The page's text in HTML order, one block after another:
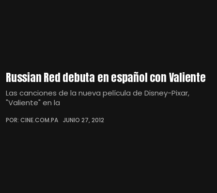
Russian Red debuta en español con Valiente
Las canciones de la nueva película de Disney-Pixar,
"Valiente" en la
POR: CINE.COM.PA JUNIO 27, 2012